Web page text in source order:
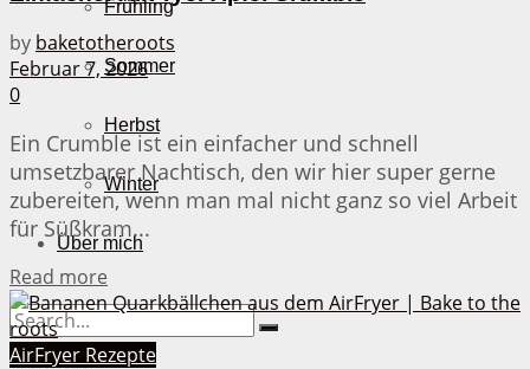
Frühling
Sommer
Herbst
Winter
Über mich
by baketotheroots
Februar 7, 2026
0
Ein Crumble ist ein einfacher und schnell
umsetzbarer Nachtisch, den wir hier super gerne
zubereiten, wenn man mal nicht ganz so viel Arbeit
für Süßkram...
Read more
AirFryer Rezepte